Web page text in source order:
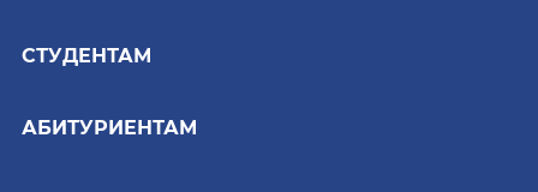
СТУДЕНТАМ
АБИТУРИЕНТАМ